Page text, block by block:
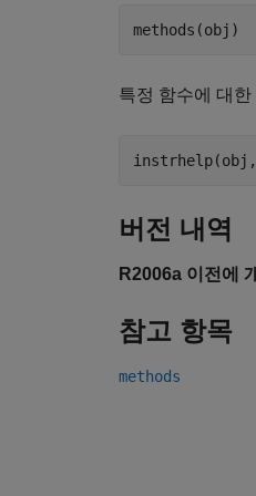
methods(obj)
특정 함수에 대
버전 내역
R2006a 이전에
참고 항목
methods